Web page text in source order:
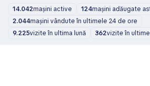
14.042mașini active 124mașini adăugate
2.044mașini vândute în ultimele 24 de ore
9.225vizite în ultima lună 362vizite în